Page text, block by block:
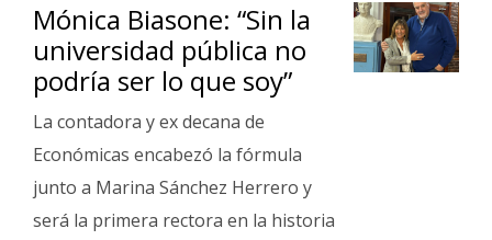
Mónica Biasone: “Sin la
universidad pública no
podría ser lo que soy”
La contadora y ex decana de
Económicas encabezó la fórmula
junto a Marina Sánchez Herrero y
será la primera rectora en la historia